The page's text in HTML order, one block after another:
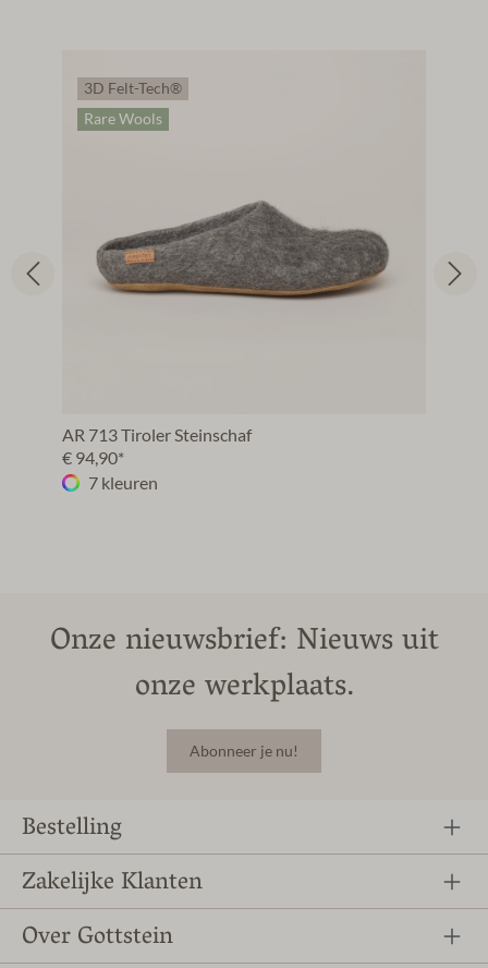
3D Felt-Tech®
Rare Wools
AR 713 Tiroler Steinschaf
€ 94,90*
7 kleuren
Onze nieuwsbrief: Nieuws uit
onze werkplaats.
Abonneer je nu!
Bestelling
Zakelijke Klanten
Over Gottstein